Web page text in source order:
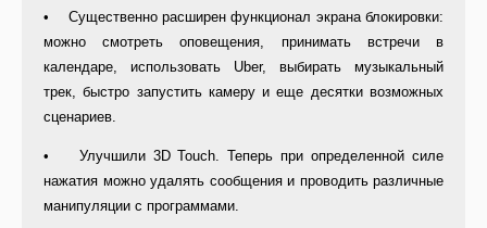
• Существенно расширен функционал экрана блокировки:
можно смотреть оповещения, принимать встречи в
календаре, использовать Uber, выбирать музыкальный
трек, быстро запустить камеру и еще десятки возможных
сценариев.
• Улучшили 3D Touch. Теперь при определенной силе
нажатия можно удалять сообщения и проводить различные
манипуляции с программами.